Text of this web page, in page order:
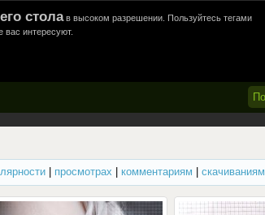
столав высоком разрешении. Пользуйтесь тегами
вас интересуют.
просмотрах комментариям скачиваниям